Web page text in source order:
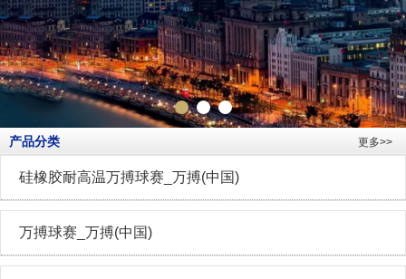
产品分类 更多>>
硅橡胶耐高温万搏球赛_万搏(中国)
万搏球赛_万搏(中国)